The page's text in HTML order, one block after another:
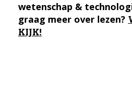
wetenschap &
graag meer over lezen?
KIJK!